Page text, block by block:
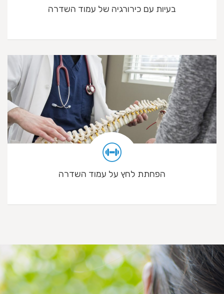
בעיות עם כירורגיה של עמוד השדרה
הפחתת לחץ על עמוד השדרה